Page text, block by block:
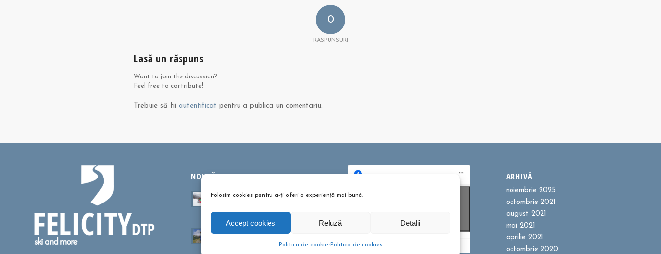
Folosim cookies pentru a-ți oferi o experiență mai bună.
Accept cookies Refuză Detalii
Politica de cookiesPolitica de cookies
0
RASPUNSURI
Lasă un răspuns
Want to join the discussion?
Feel free to contribute!
Trebuie să fii autentificat pentru a publica un comentariu.
NOUTĂȚI ȘI ARTICOLE
Tabere pentru copii? Sunt bune
Dă clic pentru a accepta cookie-
urile pentru marketing și pentru a
activa acest conținut
ARHIVĂ
noiembrie 2025
octombrie 2021
august 2021
mai 2021
aprilie 2021
octombrie 2020